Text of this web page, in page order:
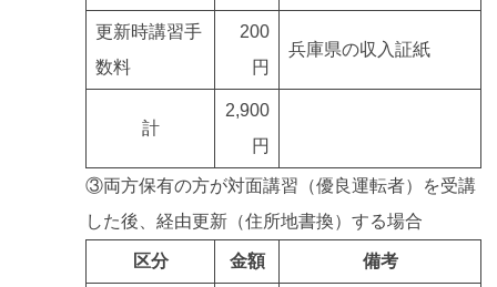
更新時講習手
数料
200
円
兵庫県の収入証紙
計
2,900
円
③両方保有の方が対面講習（優良運転者）を受講
した後、経由更新（住所地書換）する場合
区分 金額 備考